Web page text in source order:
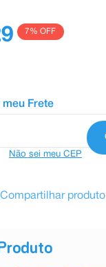
7% OFF
Não sei meu CEP
Compartilhar produto